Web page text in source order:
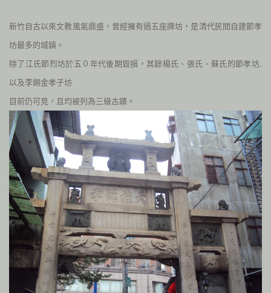
新竹自古以來文教風氣鼎盛，曾經擁有過五座牌坊，是清代民間自建節孝
坊最多的城鎮。
除了江氏節烈坊於五０年代後期毀損，其餘楊氏、張氏、蘇氏的節孝坊,
以及李錫金孝子坊
目前仍可見，且均被列為三級古蹟。